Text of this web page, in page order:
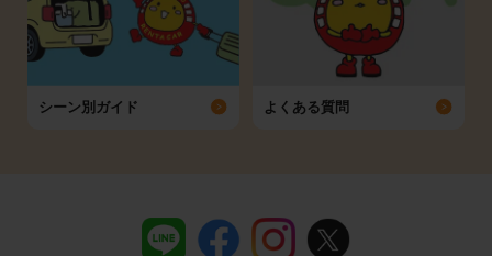
シーン別ガイド よくある質問